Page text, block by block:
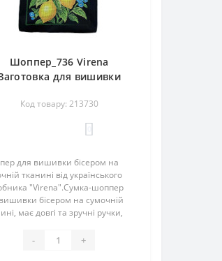
Шоппер_736 Virena
для вишивки
Лимони з блакитними
39х32,5 см (сумочна
Код товару: 213730
для вишивки бісером на
тканині від українського
"Virena".Сумка-шоппер
бісером на сумочній
має довгі та зручні ручки,
зшитий та не потребує
- +